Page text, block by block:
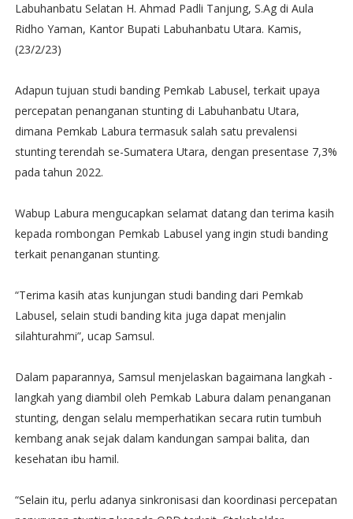
Labuhanbatu Selatan H. Ahmad Padli Tanjung, S.Ag di Aula
Ridho Yaman, Kantor Bupati Labuhanbatu Utara. Kamis,
(23/2/23)
Adapun tujuan studi banding Pemkab Labusel, terkait upaya
percepatan penanganan stunting di Labuhanbatu Utara,
dimana Pemkab Labura termasuk salah satu prevalensi
stunting terendah se-Sumatera Utara, dengan presentase 7,3%
pada tahun 2022.
Wabup Labura mengucapkan selamat datang dan terima kasih
kepada rombongan Pemkab Labusel yang ingin studi banding
terkait penanganan stunting.
“Terima kasih atas kunjungan studi banding dari Pemkab
Labusel, selain studi banding kita juga dapat menjalin
silahturahmi”, ucap Samsul.
Dalam paparannya, Samsul menjelaskan bagaimana langkah -
langkah yang diambil oleh Pemkab Labura dalam penanganan
stunting, dengan selalu memperhatikan secara rutin tumbuh
kembang anak sejak dalam kandungan sampai balita, dan
kesehatan ibu hamil.
“Selain itu, perlu adanya sinkronisasi dan koordinasi percepatan